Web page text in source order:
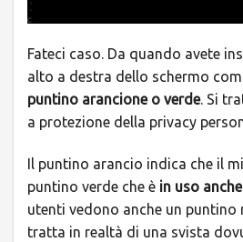
Fateci caso. Da quando avete
alto a destra dello schermo
puntino arancione o verde. Si
a protezione della privacy
Il puntino arancio indica che il
puntino verde che è in uso
utenti vedono anche un puntino
tratta in realtà di una svista